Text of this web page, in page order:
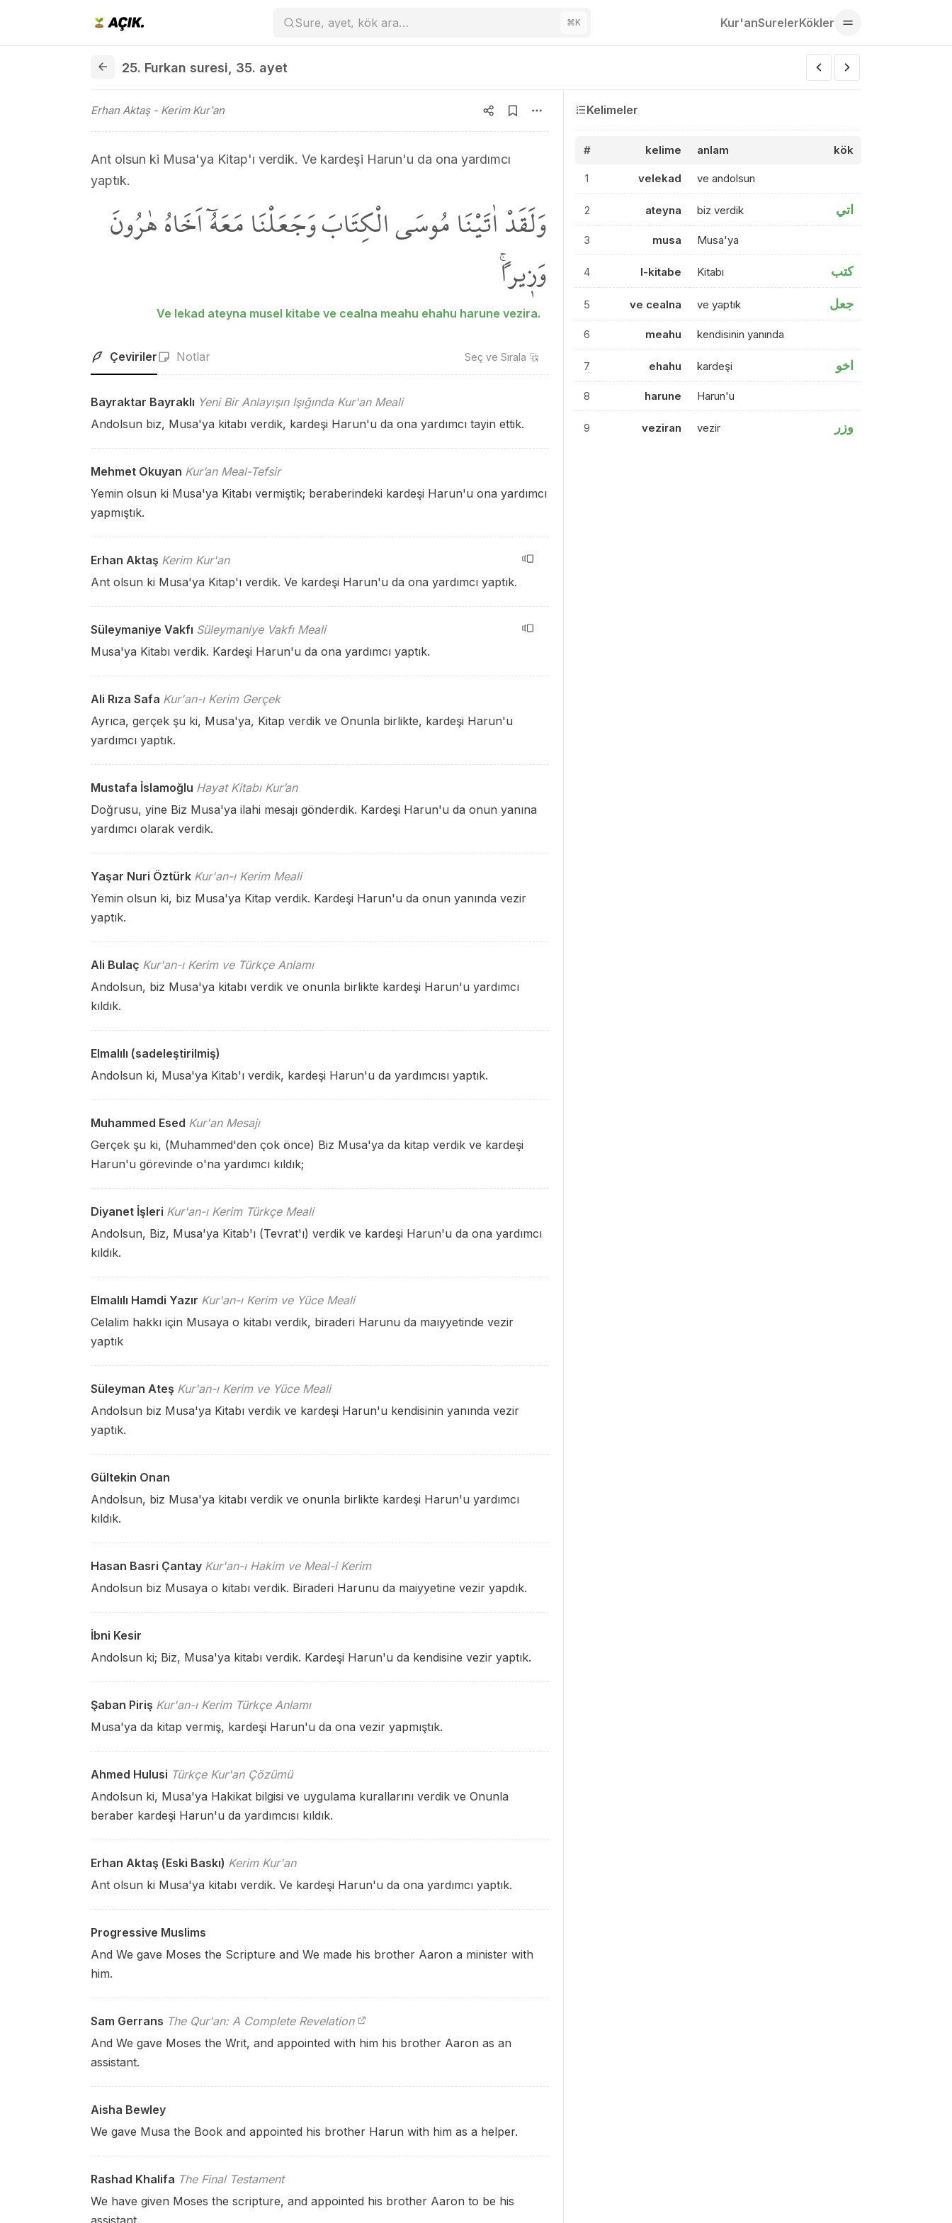
Sure, ayet, kök ara… ⌘K Kur'anSurelerKökler
25. Furkan suresi 35. ayet
Erhan Aktaş- Kerim Kur'an
Ant olsun ki Musa'ya Kitap'ı verdik. Ve kardeşi Harun'u da ona yardımcı
yaptık.
وَلَقَدْ اٰتَيْنَا مُوسَى الْكِتَابَ وَجَعَلْنَا مَعَهُٓ اَخَاهُ هٰرُونَ
وَز۪يراًۚ
Ve lekad ateyna musel kitabe ve cealna meahu ehahu harune vezira.
Çeviriler Notlar Seç ve Sırala
Bayraktar Bayraklı Yeni Bir Anlayışın Işığında Kur'an Meali
Andolsun biz, Musa'ya kitabı verdik, kardeşi Harun'u da ona yardımcı tayin ettik.
Mehmet Okuyan Kur’an Meal-Tefsir
Yemin olsun ki Musa'ya Kitabı vermiştik; beraberindeki kardeşi Harun'u ona yardımcı
yapmıştık.
Erhan Aktaş Kerim Kur'an
Ant olsun ki Musa'ya Kitap'ı verdik. Ve kardeşi Harun'u da ona yardımcı yaptık.
Süleymaniye Vakfı Süleymaniye Vakfı Meali
Musa'ya Kitabı verdik. Kardeşi Harun'u da ona yardımcı yaptık.
Ali Rıza Safa Kur'an-ı Kerim Gerçek
Ayrıca, gerçek şu ki, Musa'ya, Kitap verdik ve Onunla birlikte, kardeşi Harun'u
yardımcı yaptık.
Mustafa İslamoğlu Hayat Kitabı Kur’an
Doğrusu, yine Biz Musa'ya ilahi mesajı gönderdik. Kardeşi Harun'u da onun yanına
yardımcı olarak verdik.
Yaşar Nuri Öztürk Kur'an-ı Kerim Meali
Yemin olsun ki, biz Musa'ya Kitap verdik. Kardeşi Harun'u da onun yanında vezir
yaptık.
Ali Bulaç Kur'an-ı Kerim ve Türkçe Anlamı
Andolsun, biz Musa'ya kitabı verdik ve onunla birlikte kardeşi Harun'u yardımcı
kıldık.
Elmalılı (sadeleştirilmiş)
Andolsun ki, Musa'ya Kitab'ı verdik, kardeşi Harun'u da yardımcısı yaptık.
Muhammed Esed Kur'an Mesajı
Gerçek şu ki, (Muhammed'den çok önce) Biz Musa'ya da kitap verdik ve kardeşi
Harun'u görevinde o'na yardımcı kıldık;
Diyanet İşleri Kur'an-ı Kerim Türkçe Meali
Andolsun, Biz, Musa'ya Kitab'ı (Tevrat'ı) verdik ve kardeşi Harun'u da ona yardımcı
kıldık.
Elmalılı Hamdi Yazır Kur'an-ı Kerim ve Yüce Meali
Celalim hakkı için Musaya o kitabı verdik, biraderi Harunu da maıyyetinde vezir
yaptık
Süleyman Ateş Kur'an-ı Kerim ve Yüce Meali
Andolsun biz Musa'ya Kitabı verdik ve kardeşi Harun'u kendisinin yanında vezir
yaptık.
Gültekin Onan
Andolsun, biz Musa'ya kitabı verdik ve onunla birlikte kardeşi Harun'u yardımcı
kıldık.
Hasan Basri Çantay Kur'an-ı Hakim ve Meal-i Kerim
Andolsun biz Musaya o kitabı verdik. Biraderi Harunu da maiyyetine vezir yapdık.
İbni Kesir
Andolsun ki; Biz, Musa'ya kitabı verdik. Kardeşi Harun'u da kendisine vezir yaptık.
Şaban Piriş Kur'an-ı Kerim Türkçe Anlamı
Musa'ya da kitap vermiş, kardeşi Harun'u da ona vezir yapmıştık.
Ahmed Hulusi Türkçe Kur'an Çözümü
Andolsun ki, Musa'ya Hakikat bilgisi ve uygulama kurallarını verdik ve Onunla
beraber kardeşi Harun'u da yardımcısı kıldık.
Erhan Aktaş (Eski Baskı) Kerim Kur'an
Ant olsun ki Musa'ya kitabı verdik. Ve kardeşi Harun'u da ona yardımcı yaptık.
Progressive Muslims
And We gave Moses the Scripture and We made his brother Aaron a minister with
him.
Sam Gerrans The Qur'an: A Complete Revelation
And We gave Moses the Writ, and appointed with him his brother Aaron as an
assistant.
Aisha Bewley
We gave Musa the Book and appointed his brother Harun with him as a helper.
Rashad Khalifa The Final Testament
We have given Moses the scripture, and appointed his brother Aaron to be his
assistant.
Kelimeler
# kelime anlam kök
1 velekad ve andolsun
2 ateyna biz verdik اتي
3 musa Musa'ya
4 l-kitabe Kitabı كتب
5 ve cealna ve yaptık جعل
6 meahu kendisinin yanında
7 ehahu kardeşi اخو
8 harune Harun'u
9 veziran vezir وزر